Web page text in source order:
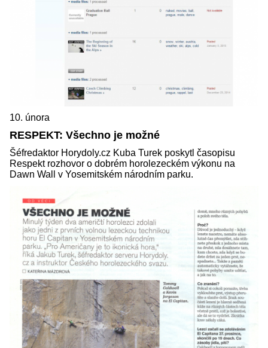
10. února
RESPEKT: Všechno je možné
Šéfredaktor Horydoly.cz Kuba Turek poskytl časopisu
Respekt rozhovor o dobrém horolezeckém výkonu na
Dawn Wall v Yosemitském národním parku.